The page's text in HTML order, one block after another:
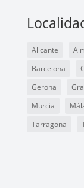
Alicante
Barcelona
Gerona
Murcia
Tarragona